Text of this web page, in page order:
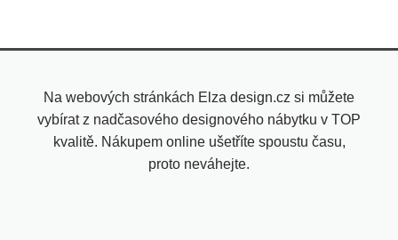
Na webových stránkách Elza design.cz si můžete
vybírat z nadčasového designového nábytku v TOP
kvalitě. Nákupem online ušetříte spoustu času,
proto neváhejte.